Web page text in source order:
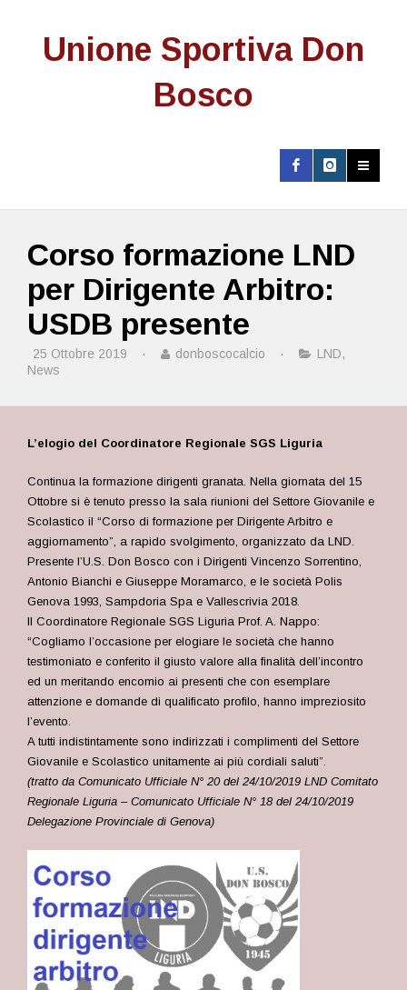
Unione Sportiva Don
Bosco
Corso formazione LND
per Dirigente Arbitro:
USDB presente
25 Ottobre 2019 · donboscocalcio · LND,
News
L’elogio del Coordinatore Regionale SGS Liguria
Continua la formazione dirigenti granata. Nella giornata del 15
Ottobre si è tenuto presso la sala riunioni del Settore Giovanile e
Scolastico il “Corso di formazione per Dirigente Arbitro e
aggiornamento”, a rapido svolgimento, organizzato da LND.
Presente l’U.S. Don Bosco con i Dirigenti Vincenzo Sorrentino,
Antonio Bianchi e Giuseppe Moramarco, e le società Polis
Genova 1993, Sampdoria Spa e Vallescrivia 2018.
Il Coordinatore Regionale SGS Liguria Prof. A. Nappo:
“Cogliamo l’occasione per elogiare le società che hanno
testimoniato e conferito il giusto valore alla finalità dell’incontro
ed un meritando encomio ai presenti che con esemplare
attenzione e domande di qualificato profilo, hanno impreziosito
l’evento.
A tutti indistintamente sono indirizzati i complimenti del Settore
Giovanile e Scolastico unitamente ai più cordiali saluti”.
(tratto da Comunicato Ufficiale N° 20 del 24/10/2019 LND Comitato
Regionale Liguria – Comunicato Ufficiale N° 18 del 24/10/2019
Delegazione Provinciale di Genova)